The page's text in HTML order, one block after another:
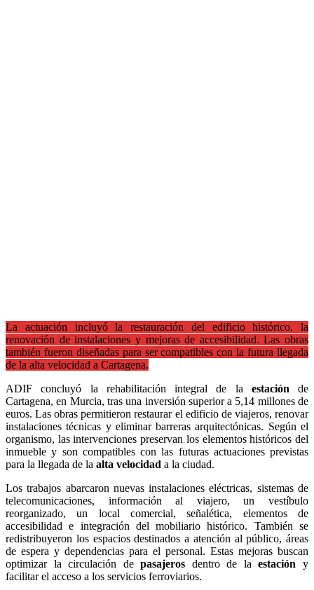
La actuación incluyó la restauración del edificio histórico, la
renovación de instalaciones y mejoras de accesibilidad. Las obras
también fueron diseñadas para ser compatibles con la futura llegada
de la alta velocidad a Cartagena.
ADIF concluyó la rehabilitación integral de la estación de
Cartagena, en Murcia, tras una inversión superior a 5,14 millones de
euros. Las obras permitieron restaurar el edificio de viajeros, renovar
instalaciones técnicas y eliminar barreras arquitectónicas. Según el
organismo, las intervenciones preservan los elementos históricos del
inmueble y son compatibles con las futuras actuaciones previstas
para la llegada de la alta velocidad a la ciudad.
Los trabajos abarcaron nuevas instalaciones eléctricas, sistemas de
telecomunicaciones, información al viajero, un vestíbulo
reorganizado, un local comercial, señalética, elementos de
accesibilidad e integración del mobiliario histórico. También se
redistribuyeron los espacios destinados a atención al público, áreas
de espera y dependencias para el personal. Estas mejoras buscan
optimizar la circulación depasajeros dentro de laestación y
facilitar el acceso a los servicios ferroviarios.